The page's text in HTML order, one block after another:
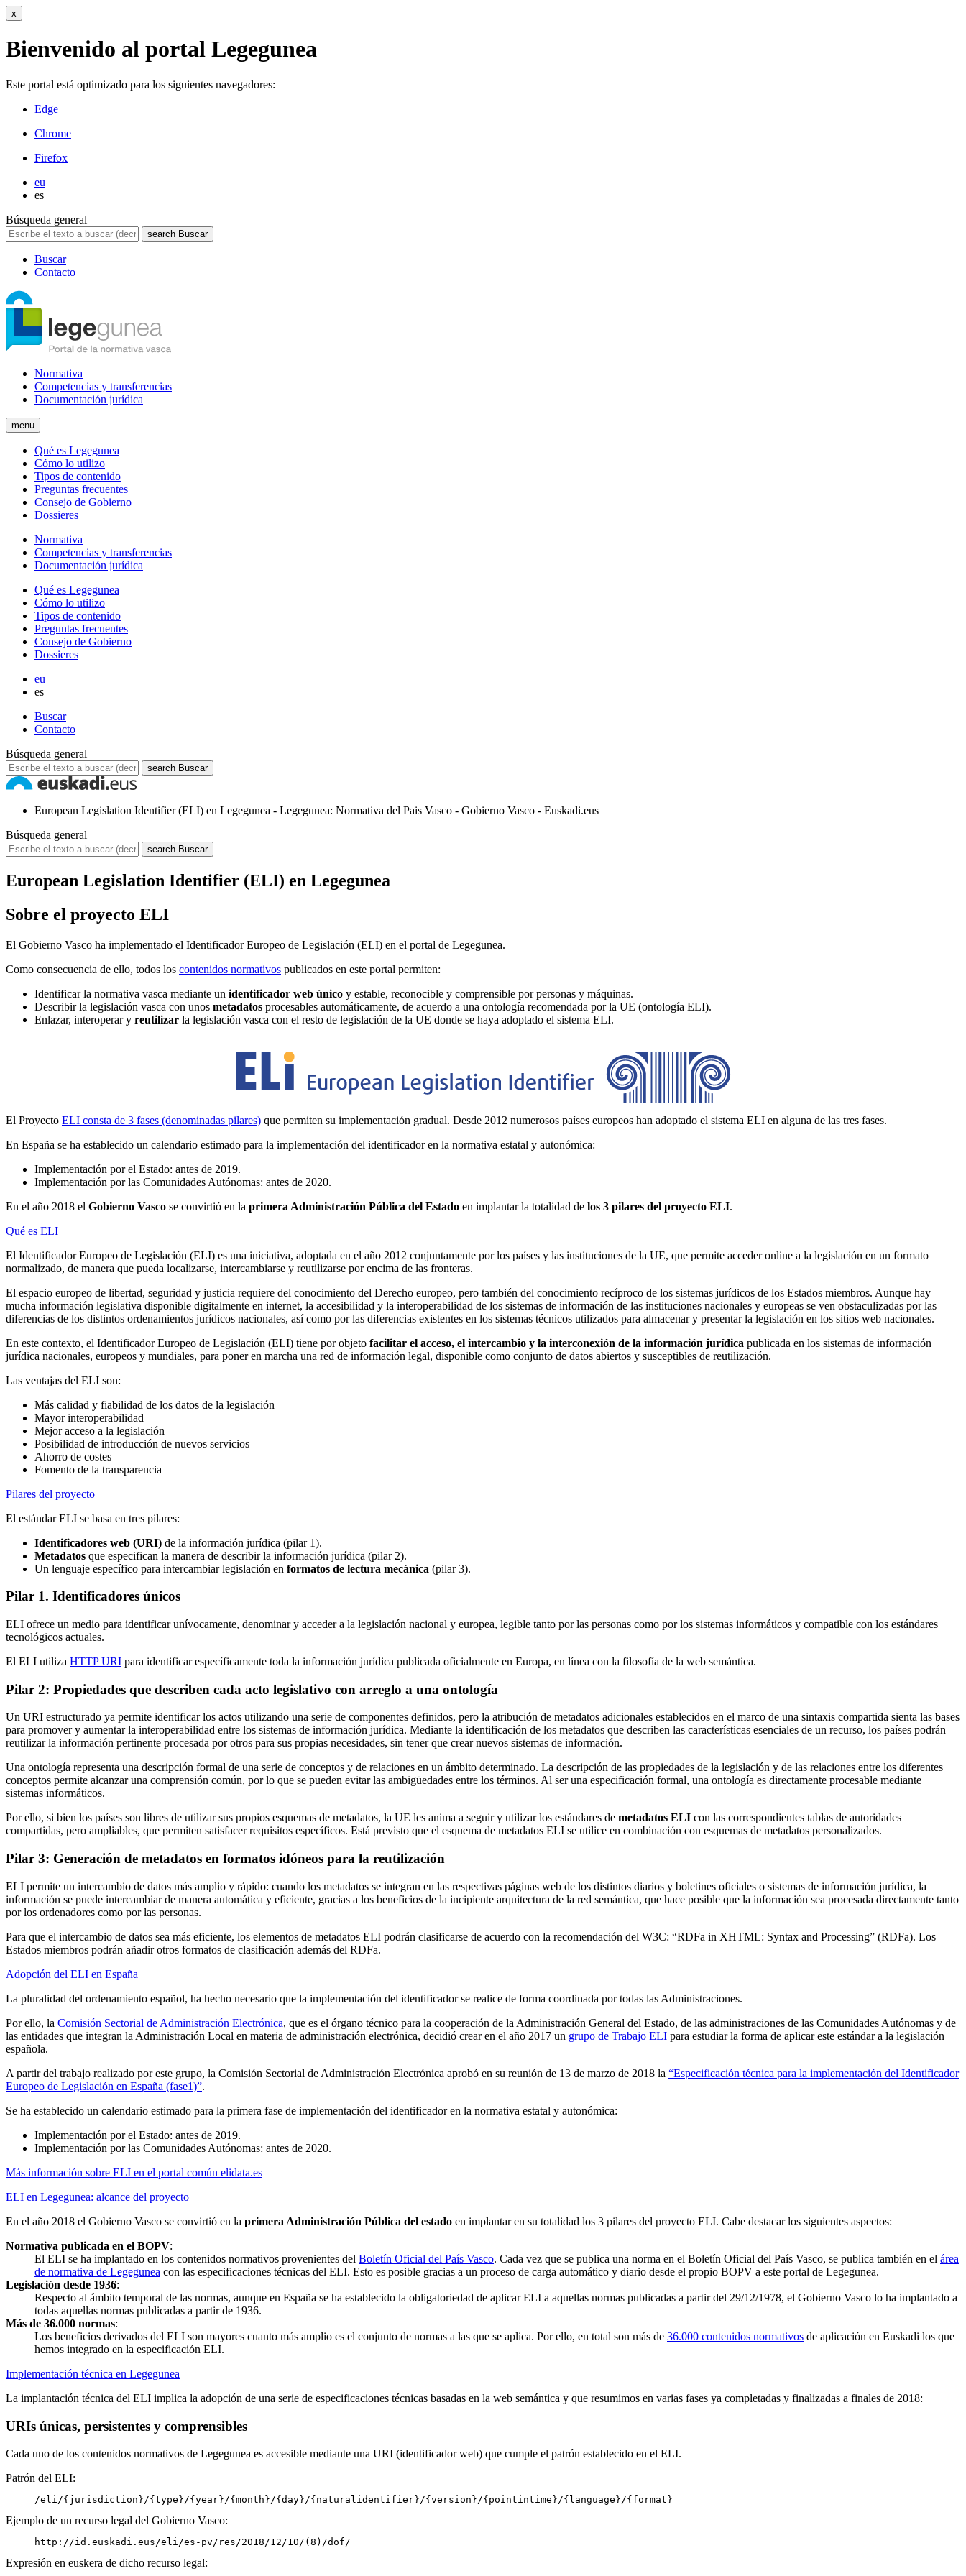
x
Bienvenido al portal Legegunea
Este portal está optimizado para los siguientes navegadores:
Edge
Chrome
Firefox
eu
es
Búsqueda general
search Buscar
Buscar
Contacto
Normativa
Competencias y transferencias
Documentación jurídica
menu
Qué es Legegunea
Cómo lo utilizo
Tipos de contenido
Preguntas frecuentes
Consejo de Gobierno
Dossieres
Normativa
Competencias y transferencias
Documentación jurídica
Qué es Legegunea
Cómo lo utilizo
Tipos de contenido
Preguntas frecuentes
Consejo de Gobierno
Dossieres
eu
es
Buscar
Contacto
Búsqueda general
search Buscar
European Legislation Identifier (ELI) en Legegunea - Legegunea: Normativa del Pais Vasco - Gobierno Vasco - Euskadi.eus
Búsqueda general
search Buscar
European Legislation Identifier (ELI) en Legegunea
Sobre el proyecto ELI
El Gobierno Vasco ha implementado el Identificador Europeo de Legislación (ELI) en el portal de Legegunea.
Como consecuencia de ello, todos los contenidos normativos publicados en este portal permiten:
Identificar la normativa vasca mediante un identificador web único y estable, reconocible y comprensible por personas y máquinas.
Describir la legislación vasca con unos metadatos procesables automáticamente, de acuerdo a una ontología recomendada por la UE (ontología ELI).
Enlazar, interoperar y reutilizar la legislación vasca con el resto de legislación de la UE donde se haya adoptado el sistema ELI.
El Proyecto ELI consta de 3 fases (denominadas pilares) que permiten su implementación gradual. Desde 2012 numerosos países europeos han adoptado el sistema ELI en alguna de las tres fases.
En España se ha establecido un calendario estimado para la implementación del identificador en la normativa estatal y autonómica:
Implementación por el Estado: antes de 2019.
Implementación por las Comunidades Autónomas: antes de 2020.
En el año 2018 el Gobierno Vasco se convirtió en la primera Administración Pública del Estado en implantar la totalidad de los 3 pilares del proyecto ELI.
Qué es ELI
El Identificador Europeo de Legislación (ELI) es una iniciativa, adoptada en el año 2012 conjuntamente por los países y las instituciones de la UE, que permite acceder online a la legislación en un formato
normalizado, de manera que pueda localizarse, intercambiarse y reutilizarse por encima de las fronteras.
El espacio europeo de libertad, seguridad y justicia requiere del conocimiento del Derecho europeo, pero también del conocimiento recíproco de los sistemas jurídicos de los Estados miembros. Aunque hay
mucha información legislativa disponible digitalmente en internet, la accesibilidad y la interoperabilidad de los sistemas de información de las instituciones nacionales y europeas se ven obstaculizadas por las
diferencias de los distintos ordenamientos jurídicos nacionales, así como por las diferencias existentes en los sistemas técnicos utilizados para almacenar y presentar la legislación en los sitios web nacionales.
En este contexto, el Identificador Europeo de Legislación (ELI) tiene por objeto facilitar el acceso, el intercambio y la interconexión de la información jurídica publicada en los sistemas de información
jurídica nacionales, europeos y mundiales, para poner en marcha una red de información legal, disponible como conjunto de datos abiertos y susceptibles de reutilización.
Las ventajas del ELI son:
Más calidad y fiabilidad de los datos de la legislación
Mayor interoperabilidad
Mejor acceso a la legislación
Posibilidad de introducción de nuevos servicios
Ahorro de costes
Fomento de la transparencia
Pilares del proyecto
El estándar ELI se basa en tres pilares:
Identificadores web (URI) de la información jurídica (pilar 1).
Metadatos que especifican la manera de describir la información jurídica (pilar 2).
Un lenguaje específico para intercambiar legislación en formatos de lectura mecánica (pilar 3).
Pilar 1. Identificadores únicos
ELI ofrece un medio para identificar unívocamente, denominar y acceder a la legislación nacional y europea, legible tanto por las personas como por los sistemas informáticos y compatible con los estándares
tecnológicos actuales.
El ELI utiliza HTTP URI para identificar específicamente toda la información jurídica publicada oficialmente en Europa, en línea con la filosofía de la web semántica.
Pilar 2: Propiedades que describen cada acto legislativo con arreglo a una ontología
Un URI estructurado ya permite identificar los actos utilizando una serie de componentes definidos, pero la atribución de metadatos adicionales establecidos en el marco de una sintaxis compartida sienta las bases
para promover y aumentar la interoperabilidad entre los sistemas de información jurídica. Mediante la identificación de los metadatos que describen las características esenciales de un recurso, los países podrán
reutilizar la información pertinente procesada por otros para sus propias necesidades, sin tener que crear nuevos sistemas de información.
Una ontología representa una descripción formal de una serie de conceptos y de relaciones en un ámbito determinado. La descripción de las propiedades de la legislación y de las relaciones entre los diferentes
conceptos permite alcanzar una comprensión común, por lo que se pueden evitar las ambigüedades entre los términos. Al ser una especificación formal, una ontología es directamente procesable mediante
sistemas informáticos.
Por ello, si bien los países son libres de utilizar sus propios esquemas de metadatos, la UE les anima a seguir y utilizar los estándares de metadatos ELI con las correspondientes tablas de autoridades
compartidas, pero ampliables, que permiten satisfacer requisitos específicos. Está previsto que el esquema de metadatos ELI se utilice en combinación con esquemas de metadatos personalizados.
Pilar 3: Generación de metadatos en formatos idóneos para la reutilización
ELI permite un intercambio de datos más amplio y rápido: cuando los metadatos se integran en las respectivas páginas web de los distintos diarios y boletines oficiales o sistemas de información jurídica, la
información se puede intercambiar de manera automática y eficiente, gracias a los beneficios de la incipiente arquitectura de la red semántica, que hace posible que la información sea procesada directamente tanto
por los ordenadores como por las personas.
Para que el intercambio de datos sea más eficiente, los elementos de metadatos ELI podrán clasificarse de acuerdo con la recomendación del W3C: “RDFa in XHTML: Syntax and Processing” (RDFa). Los
Estados miembros podrán añadir otros formatos de clasificación además del RDFa.
Adopción del ELI en España
La pluralidad del ordenamiento español, ha hecho necesario que la implementación del identificador se realice de forma coordinada por todas las Administraciones.
Por ello, la Comisión Sectorial de Administración Electrónica, que es el órgano técnico para la cooperación de la Administración General del Estado, de las administraciones de las Comunidades Autónomas y de
las entidades que integran la Administración Local en materia de administración electrónica, decidió crear en el año 2017 un grupo de Trabajo ELI para estudiar la forma de aplicar este estándar a la legislación
española.
A partir del trabajo realizado por este grupo, la Comisión Sectorial de Administración Electrónica aprobó en su reunión de 13 de marzo de 2018 la “Especificación técnica para la implementación del Identificador
Europeo de Legislación en España (fase1)”.
Se ha establecido un calendario estimado para la primera fase de implementación del identificador en la normativa estatal y autonómica:
Implementación por el Estado: antes de 2019.
Implementación por las Comunidades Autónomas: antes de 2020.
Más información sobre ELI en el portal común elidata.es
ELI en Legegunea: alcance del proyecto
En el año 2018 el Gobierno Vasco se convirtió en la primera Administración Pública del estado en implantar en su totalidad los 3 pilares del proyecto ELI. Cabe destacar los siguientes aspectos:
Normativa publicada en el BOPV:
El ELI se ha implantado en los contenidos normativos provenientes del Boletín Oficial del País Vasco. Cada vez que se publica una norma en el Boletín Oficial del País Vasco, se publica también en el área
de normativa de Legegunea con las especificaciones técnicas del ELI. Esto es posible gracias a un proceso de carga automático y diario desde el propio BOPV a este portal de Legegunea.
Legislación desde 1936:
Respecto al ámbito temporal de las normas, aunque en España se ha establecido la obligatoriedad de aplicar ELI a aquellas normas publicadas a partir del 29/12/1978, el Gobierno Vasco lo ha implantado a
todas aquellas normas publicadas a partir de 1936.
Más de 36.000 normas:
Los beneficios derivados del ELI son mayores cuanto más amplio es el conjunto de normas a las que se aplica. Por ello, en total son más de 36.000 contenidos normativos de aplicación en Euskadi los que
hemos integrado en la especificación ELI.
Implementación técnica en Legegunea
La implantación técnica del ELI implica la adopción de una serie de especificaciones técnicas basadas en la web semántica y que resumimos en varias fases ya completadas y finalizadas a finales de 2018:
URIs únicas, persistentes y comprensibles
Cada uno de los contenidos normativos de Legegunea es accesible mediante una URI (identificador web) que cumple el patrón establecido en el ELI.
Patrón del ELI:
Ejemplo de un recurso legal del Gobierno Vasco:
http://id.euskadi.eus/eli/es-pv/res/2018/12/10/(8)/dof/
Expresión en euskera de dicho recurso legal: